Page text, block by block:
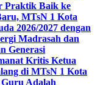
Praktik Baik ke
MTsN 1 Kota
2026/2027 dengan
Madrasah dan
Generasi
Kritis Ketua
di MTsN 1 Kota
Adalah